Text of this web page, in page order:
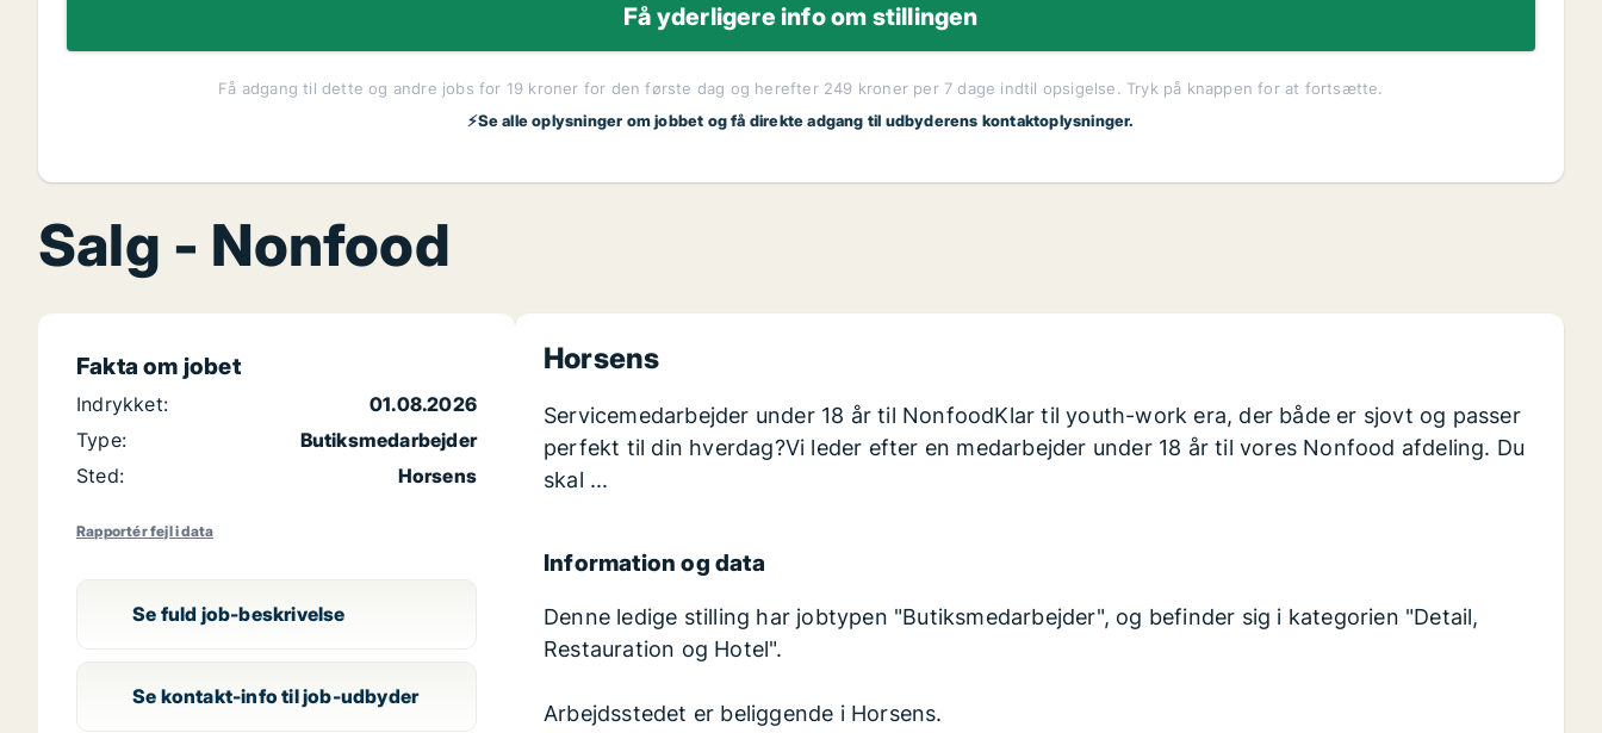
Få yderligere info om stillingen
Få adgang til dette og andre jobs for 19 kroner for den første dag og herefter 249 kroner per 7 dage indtil opsigelse. Tryk på knappen for at fortsætte.
⚡Se alle oplysninger om jobbet og få direkte adgang til udbyderens kontaktoplysninger.
Salg - Nonfood
Horsens
Servicemedarbejder under 18 år til NonfoodKlar til youth-work era, der både er sjovt og passer
perfekt til din hverdag?Vi leder efter en medarbejder under 18 år til vores Nonfood afdeling. Du
skal ...
Information og data
Denne ledige stilling har jobtypen "Butiksmedarbejder", og befinder sig i kategorien "Detail,
Restauration og Hotel".
Arbejdsstedet er beliggende i Horsens.
Fakta om jobet
Indrykket:
01.08.2026
Type:
Butiksmedarbejder
Sted:
Horsens
Rapportér fejl i data
Se fuld job-beskrivelse
Se kontakt-info til job-udbyder